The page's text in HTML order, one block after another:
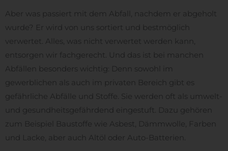
Aber was passiert mit dem Abfall, nachdem er abgeholt
wurde? Er wird von uns sortiert und bestmöglich
verwertet. Alles, was nicht verwertet werden kann,
entsorgen wir fachgerecht. Und das ist bei manchen
Abfällen besonders wichtig: Denn sowohl im
gewerblichen als auch im privaten Bereich gibt es
gefährliche Abfälle und Stoffe. Sie werden oft als umwelt-
und gesundheitsgefährdend eingestuft. Dazu gehören
zum Beispiel Baustoffe wie Asbest, Dämmwolle, Farben
und Lacke, aber auch Altöl oder Auto-Batterien.